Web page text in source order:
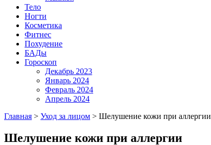
Тело
Ногти
Косметика
Фитнес
Похудение
БАДы
Гороскоп
Декабрь 2023
Январь 2024
Февраль 2024
Апрель 2024
Главная > Уход за лицом > Шелушение кожи при аллергии
Шелушение кожи при аллергии